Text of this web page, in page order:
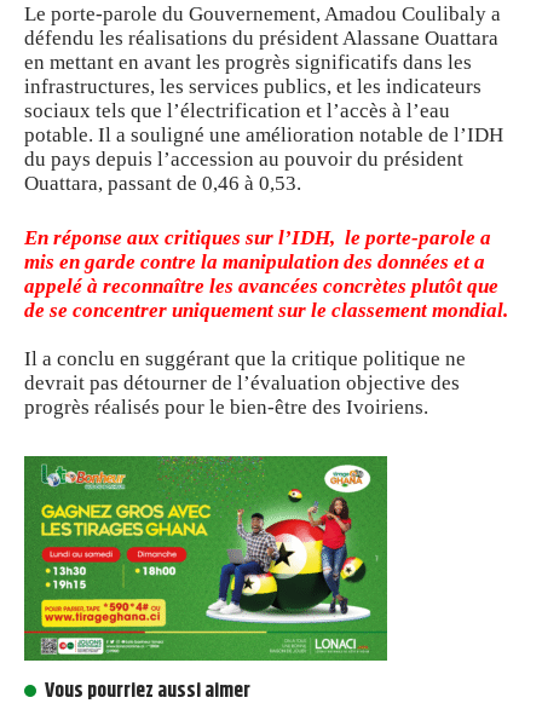
Le porte-parole du Gouvernement, Amadou Coulibaly a
défendu les réalisations du président Alassane Ouattara
en mettant en avant les progrès significatifs dans les
infrastructures, les services publics, et les indicateurs
sociaux tels que l’électrification et l’accès à l’eau
potable. Il a souligné une amélioration notable de l’IDH
du pays depuis l’accession au pouvoir du président
Ouattara, passant de 0,46 à 0,53.
En réponse aux critiques sur l’IDH, le porte-parole a
mis en garde contre la manipulation des données et a
appelé à reconnaître les avancées concrètes plutôt que
de se concentrer uniquement sur le classement mondial.
Il a conclu en suggérant que la critique politique ne
devrait pas détourner de l’évaluation objective des
progrès réalisés pour le bien-être des Ivoiriens.
Vous pourriez aussi aimer